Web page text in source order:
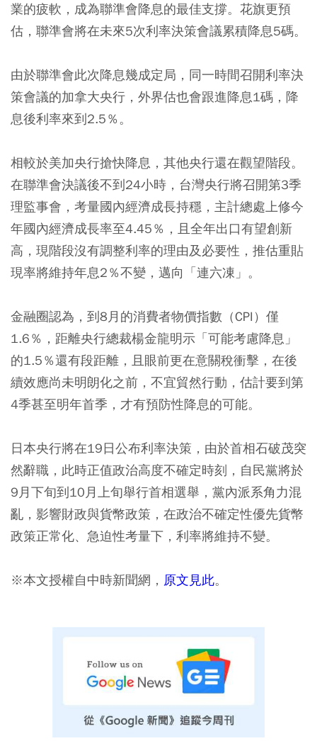
業的疲軟，成為聯準會降息的最佳支撐。花旗更預
估，聯準會將在未來5次利率決策會議累積降息5碼。
由於聯準會此次降息幾成定局，同一時間召開利率決
策會議的加拿大央行，外界估也會跟進降息1碼，降
息後利率來到2.5％。
相較於美加央行搶快降息，其他央行還在觀望階段。
在聯準會決議後不到24小時，台灣央行將召開第3季
理監事會，考量國內經濟成長持穩，主計總處上修今
年國內經濟成長率至4.45％，且全年出口有望創新
高，現階段沒有調整利率的理由及必要性，推估重貼
現率將維持年息2％不變，邁向「連六凍」。
金融圈認為，到8月的消費者物價指數（CPI）僅
1.6％，距離央行總裁楊金龍明示「可能考慮降息」
的1.5％還有段距離，且眼前更在意關稅衝擊，在後
續效應尚未明朗化之前，不宜貿然行動，估計要到第
4季甚至明年首季，才有預防性降息的可能。
日本央行將在19日公布利率決策，由於首相石破茂突
然辭職，此時正值政治高度不確定時刻，自民黨將於
9月下旬到10月上旬舉行首相選舉，黨內派系角力混
亂，影響財政與貨幣政策，在政治不確定性優先貨幣
政策正常化、急迫性考量下，利率將維持不變。
※本文授權自中時新聞網， 原文見此。